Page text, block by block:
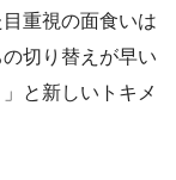
重視の面食いは
切り替えが早い
と新しいトキメ